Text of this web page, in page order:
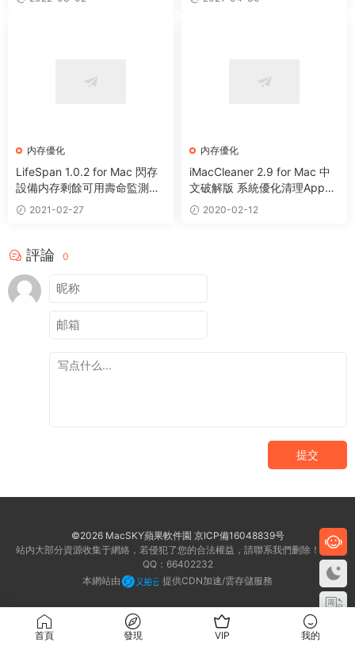
内存優化
LifeSpan 1.0.2 for Mac 閃存
設備内存剩餘可用壽命監測工
具 2021-02-27
内存優化
iMacCleaner 2.9 for Mac 中
文破解版 系統優化清理App卸
載文件粉碎工具
2020-02-12
評論 0
提交
©2026 MacSKY蘋果軟件園 京ICP備16048839号
站内大部分資源收集于網絡，若侵犯了您的合法權益，請聯系我們删除！客服
QQ：66402232
本網站由
提供CDN加速/雲存儲服務
首頁 發現 VIP 我的